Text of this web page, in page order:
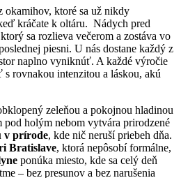
okamihov, ktoré sa už nikdy
kráčate k oltáru. Nádych pred
sa rozlieva večerom a zostáva vo
piesni. U nás dostane každý z
naplno vyniknúť. A každé výročie
s rovnakou intenzitou a láskou, akú
zeleňou a pokojnou hladinou
pod holým nebom vytvára prirodzené
v prírode, kde nič neruší priebeh dňa.
Bratislave, ktorá nepôsobí formálne,
ponúka miesto, kde sa celý deň
– bez presunov a bez narušenia